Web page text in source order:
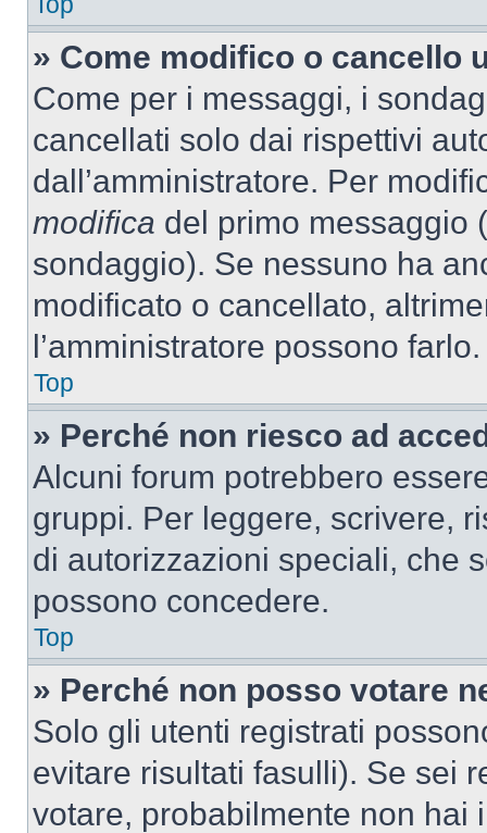
» Come modifico o cancello
Come per i messaggi, i
cancellati solo dai rispettivi
dall’amministratore. Per
modifica del primo messaggio
sondaggio). Se nessuno ha
modificato o cancellato,
l’amministratore possono farlo.
Top
» Perché non riesco ad
Alcuni forum potrebbero
gruppi. Per leggere, scrivere,
di autorizzazioni speciali, che
possono concedere.
Top
» Perché non posso votare
Solo gli utenti registrati
evitare risultati fasulli). Se sei
votare, probabilmente non hai